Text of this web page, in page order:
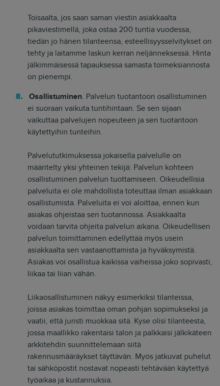
Toisaalta, jos saan saman viestin asiakkaalta
pikaviestimellä, joka ostaa 200 tuntia vuodessa,
tiedän jo hänen tilanteensa, esteellisyysselvitykset on
tehty ja laitamme laskun kerran neljänneksessä. Hinta
jälkimmäisessä tapauksessa samasta toimeksiannosta
on pienempi.
Osallistuminen. Palvelun tuotantoon osallistuminen
ei suoraan vaikuta tuntihintaan. Se sen sijaan
vaikuttaa palvelujen nopeuteen ja sen tuotantoon
käytettyihin tunteihin.
Palvelututkimuksessa jokaisella palvelulle on
määritelty yksi yhteinen tekijä: Palvelun kohteen
osallistuminen palvelun tuottamiseen. Oikeudellisia
palveluita ei ole mahdollista toteuttaa ilman asiakkaan
osallistumista. Palveluita ei voi aloittaa, ennen kun
asiakas ohjeistaa sen tuotannossa. Asiakkaalta
voidaan tarvita ohjeita palvelun aikana. Oikeudellisen
palvelun toimittaminen edellyttää myös usein
asiakkaalta sen vastaanottamista ja hyväksymistä.
Asiakas voi osallistua kaikissa vaiheissa joko sopivasti,
liikaa tai liian vähän.
Liikaosallistuminen näkyy esimerkiksi tilanteissa,
joissa asiakas toimittaa oman pohjan sopimukseksi ja
vaatii, että juristi muokkaa sitä. Kyse olisi tilanteesta,
jossa maallikko rakentaisi talon ja palkkaisi jälkikäteen
arkkitehdin suunnittelemaan siitä
rakennusmääräykset täyttävän. Myös jatkuvat puhelut
tai sähköpostit nostavat nopeasti tehtävään käytettyä
työaikaa ja kustannuksia.